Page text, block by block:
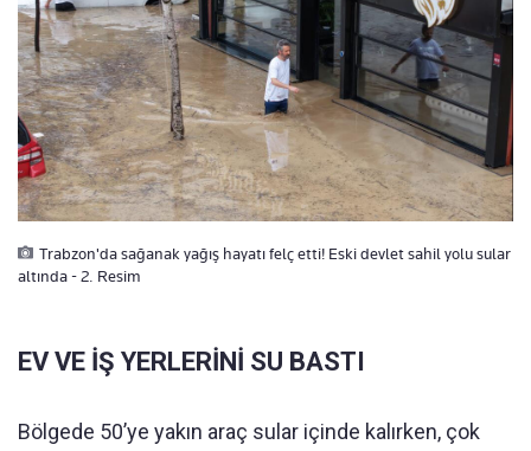
Trabzon'da sağanak yağış hayatı felç etti! Eski devlet sahil yolu sular
altında - 2. Resim
EV VE İŞ YERLERİNİ SU BASTI
Bölgede 50’ye yakın araç sular içinde kalırken, çok